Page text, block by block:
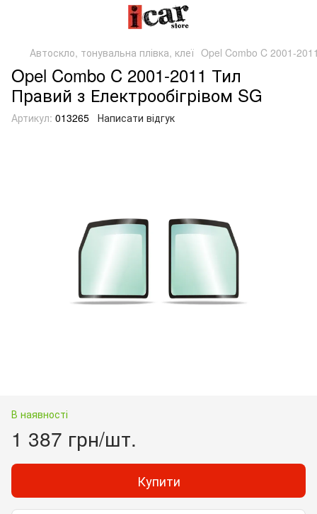
Автоскло, тонувальна плівка, клеї Opel Combo C 2001-
Opel Combo C 2001-2011 Тил
Правий з Електрообігрівом SG
Артикул: 013265 Написати відгук
В наявності
1 387 грн/шт.
Купити